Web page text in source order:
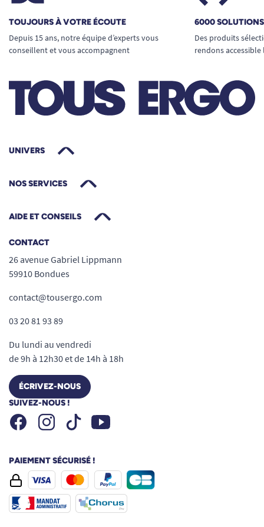
TOUJOURS À VOTRE ÉCOUTE
Depuis 15 ans, notre équipe d’experts vous
conseillent et vous accompagnent
6000
Des produits
rendons
UNIVERS
NOS SERVICES
AIDE ET CONSEILS
CONTACT
26 avenue Gabriel Lippmann
59910 Bondues
contact@tousergo.com
03 20 81 93 89
Du lundi au vendredi
de 9h à 12h30 et de 14h à 18h
ÉCRIVEZ-NOUS
SUIVEZ-NOUS !
FacebookInstagramTiktok Youtube
PAIEMENT SÉCURISÉ !